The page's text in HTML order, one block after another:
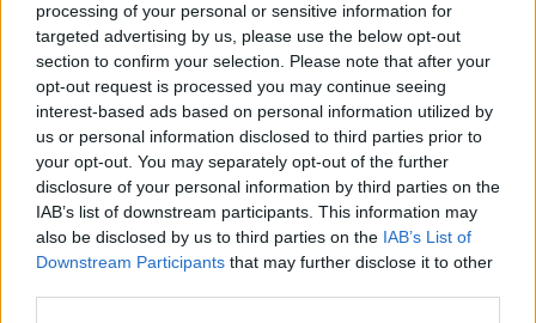
processing of your personal or sensitive information for
targeted advertising by us, please use the below opt-out
section to confirm your selection. Please note that after your
opt-out request is processed you may continue seeing
interest-based ads based on personal information utilized by
us or personal information disclosed to third parties prior to
your opt-out. You may separately opt-out of the further
disclosure of your personal information by third parties on the
IAB’s list of downstream participants. This information may
also be disclosed by us to third parties on the IAB’s List of
Downstream Participants that may further disclose it to other
L'acte de Castellar per les Llibertats va consistir amb una
conferència del lingüista sabadellenc
Afegeix el teu comentari
Dissabte, la Sala d'Actes d'El Mirador va ser l'escenari de la conferència
'L'efecte papallona', amb David Vila, divulgador i dinamitzador expert en la
llengua catalana. L'acte va tenir lloc dissabte a la tarda i va comptar amb una
nombrosa assistència, que va gaudir de les explicacions de Vila. El també
escriptor sabadellenc va fer reflexionar l'audiència, demostrant les seves
habitlitats comunicatives.
Google de forma gratuïta